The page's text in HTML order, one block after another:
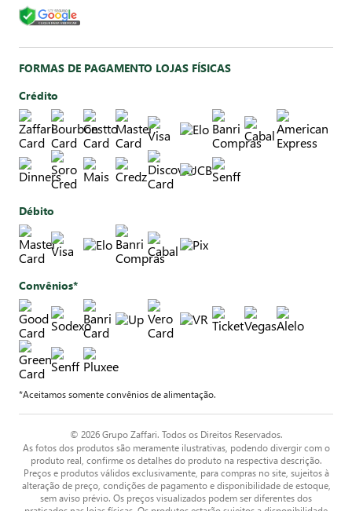
FORMAS DE PAGAMENTO LOJAS FÍSICAS
Crédito
Débito
Convênios*
*Aceitamos somente convênios de alimentação.
© 2026 Grupo Zaffari. Todos os Direitos Reservados.
As fotos dos produtos são meramente ilustrativas, podendo divergir com o
produto real, confirme os detalhes do produto na respectiva descrição.
Preços e produtos válidos exclusivamente, para compras no site, sujeitos à
alteração de preço, condições de pagamento e disponibilidade de estoque,
sem aviso prévio. Os preços visualizados podem ser diferentes dos